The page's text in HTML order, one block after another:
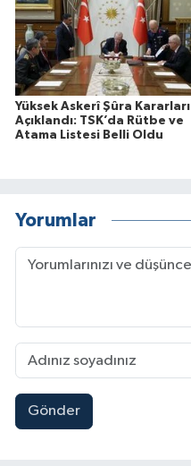
Yüksek Askerî Şûra Kararları
Açıklandı: TSK’da Rütbe ve
Atama Listesi Belli Oldu
Yorumlar
Gönder